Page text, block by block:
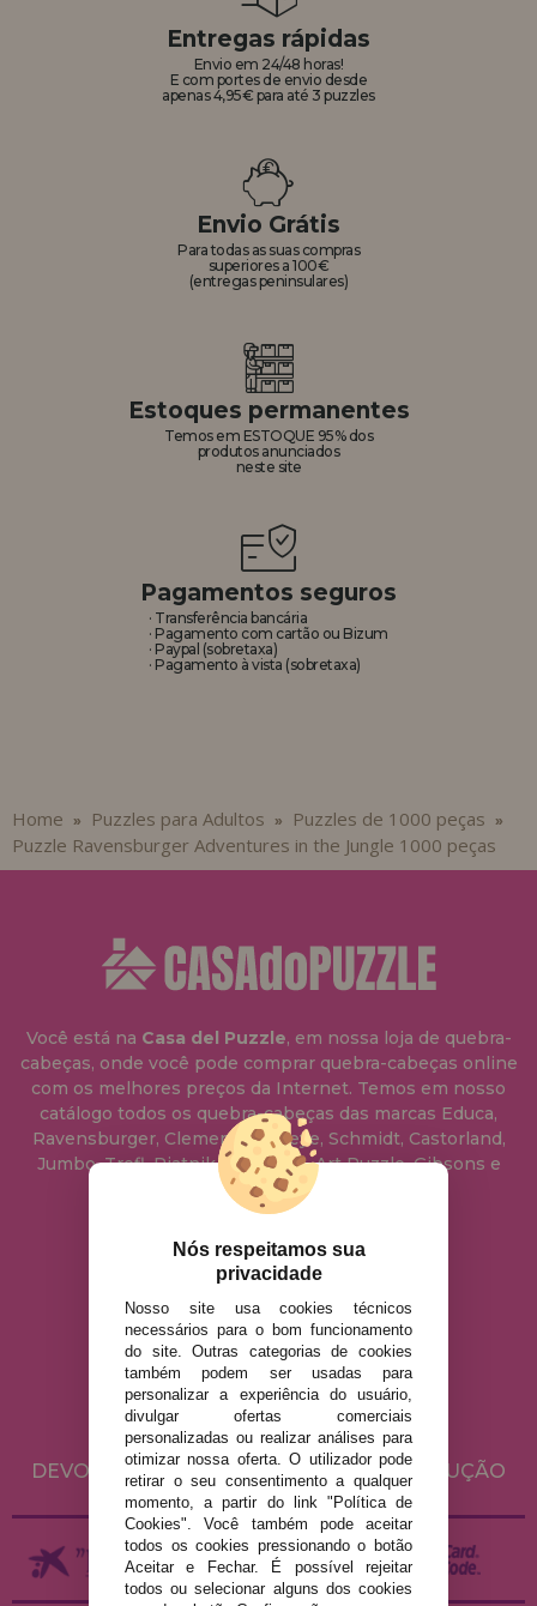
Entregas rápidas
Envio em 24/48 horas!
E com portes de envio desde
apenas 4,95€ para até 3 puzzles
Envio Grátis
Para todas as suas compras
superiores a 100€
(entregas peninsulares)
Estoques permanentes
Temos em ESTOQUE 95% dos
produtos anunciados
neste site
Pagamentos seguros
· Transferência bancária
· Pagamento com cartão ou Bizum
· Paypal (sobretaxa)
· Pagamento à vista (sobretaxa)
Home » Puzzles para Adultos » Puzzles de 1000 peças »
Puzzle Ravensburger Adventures in the Jungle 1000 peças
Você está na Casa del Puzzle, em nossa loja de quebra-
cabeças, onde você pode comprar quebra-cabeças online
com os melhores preços da Internet. Temos em nosso
catálogo todos os quebra-cabeças das marcas Educa,
Ravensburger, Clementoni, Heye, Schmidt, Castorland,
Jumbo, Trefl, Piatnik, Anatolian, Art Puzzle, Gibsons e
muito mais.
info@casadopuzzle.pt
AVISO LEGAL
POLÍTICA DE PRIVACIDADE
POLÍTICA DE COOKIES
ENVIO E DEVOLUÇÕES
DEVOLUÇÕES / DIREITO DE LIVRE RESOLUÇÃO
Nós respeitamos sua
privacidade
Nosso site usa cookies técnicos
necessários para o bom funcionamento
do site. Outras categorias de cookies
também podem ser usadas para
personalizar a experiência do usuário,
divulgar ofertas comerciais
personalizadas ou realizar análises para
otimizar nossa oferta. O utilizador pode
retirar o seu consentimento a qualquer
momento, a partir do link "Política de
Cookies". Você também pode aceitar
todos os cookies pressionando o botão
Aceitar e Fechar. É possível rejeitar
todos ou selecionar alguns dos cookies